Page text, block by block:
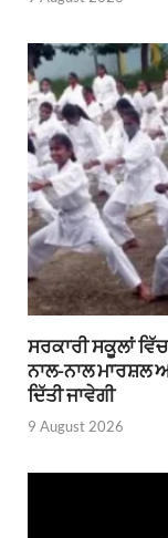
ਸਰਕਾਰੀ ਸਕੂਲਾਂ
ਨਾਲ-ਨਾਲ ਮਾਰਸ਼ਲ
ਦਿੱਤੀ ਜਾਵੇਗੀ
9 August 2026